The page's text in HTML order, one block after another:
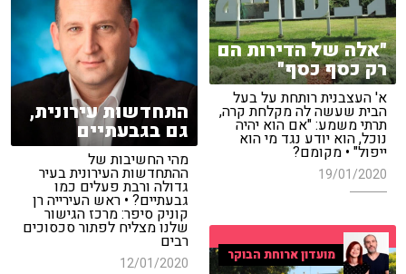
"אלה של הדירות הם
רק כסף כסף"
א' העצבנית רותחת על בעל
הבית שעשה לה מקלחת קרה,
תרתי משמע: "אם הוא יהיה
נוכל, הוא יודע נגד מי הוא
ייפול" • מקומם?
19/01/2020
התחדשות עירונית,
גם בגבעתיים
מהי החשיבות של
ההתחדשות העירונית בעיר
גדולה ורבת פעלים כמו
גבעתיים? • ראש העירייה רן
קוניק סיפר: מרכז הגישור
שלנו מצליח לפתור סכסוכים
רבים
12/01/2020 מועדון ארוחת הבוקר